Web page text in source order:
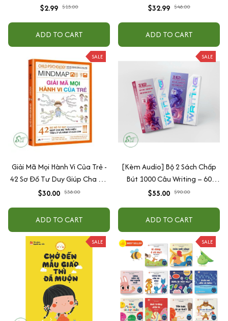
Của Cha Mẹ
$2.99 $15.00
ADD TO CART
cao cấp + tặng kèm vòng tay
$32.99 $48.00
ADD TO CART
SALE
Giải Mã Mọi Hành Vi Của Trẻ -
42 Sơ Đồ Tư Duy Giúp Cha Mẹ
Thấu Hiểu Tâm Lý Và Hành Vi
$30.00 $38.00
ADD TO CART
SALE
[Kèm Audio] Bộ 2 Sách Chấp
Bút 1000 Câu Writing – 60
Ngày Gieo Trồng Tư Duy
$55.00 $90.00
ADD TO CART
SALE SALE